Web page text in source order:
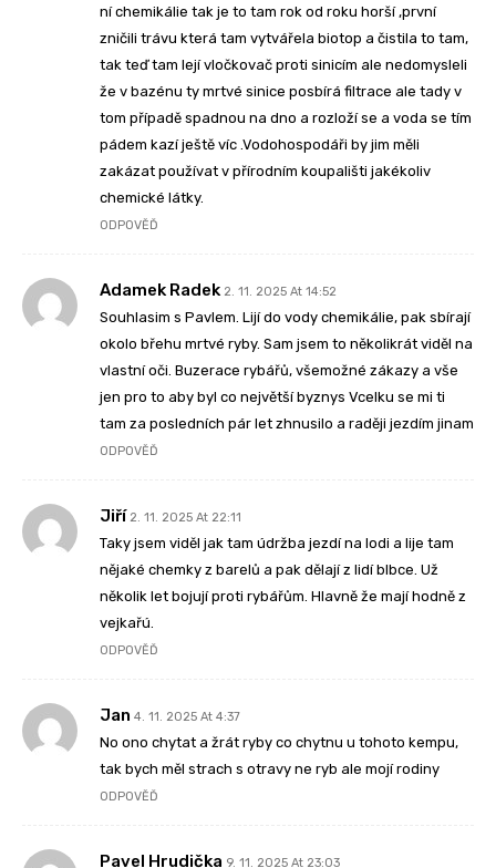
ní chemikálie tak je to tam rok od roku horší ,první
zničili trávu která tam vytvářela biotop a čistila to tam,
tak teď tam lejí vločkovač proti sinicím ale nedomysleli
že v bazénu ty mrtvé sinice posbírá filtrace ale tady v
tom případě spadnou na dno a rozloží se a voda se tím
pádem kazí ještě víc .Vodohospodáři by jim měli
zakázat používat v přírodním koupališti jakékoliv
chemické látky.
ODPOVĚĎ
Adamek Radek 2. 11. 2025 At 14:52
Souhlasim s Pavlem. Lijí do vody chemikálie, pak sbírají
okolo břehu mrtvé ryby. Sam jsem to několikrát viděl na
vlastní oči. Buzerace rybářů, všemožné zákazy a vše
jen pro to aby byl co největší byznys Vcelku se mi ti
tam za posledních pár let zhnusilo a raději jezdím jinam
ODPOVĚĎ
Jiří 2. 11. 2025 At 22:11
Taky jsem viděl jak tam údržba jezdí na lodi a lije tam
nějaké chemky z barelů a pak dělají z lidí blbce. Už
několik let bojují proti rybářům. Hlavně že mají hodně z
vejkařú.
ODPOVĚĎ
Jan 4. 11. 2025 At 4:37
No ono chytat a žrát ryby co chytnu u tohoto kempu,
tak bych měl strach s otravy ne ryb ale mojí rodiny
ODPOVĚĎ
Pavel Hrudička 9. 11. 2025 At 23:03